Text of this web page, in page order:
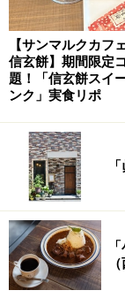
「リヨン地方
安いビストロ
が気軽に楽し
く、伝統的なお
ことに魅力を感
【サンマルクカフ
信玄餅】期間限定
題！「信玄餅スイ
ンク」実食リポ